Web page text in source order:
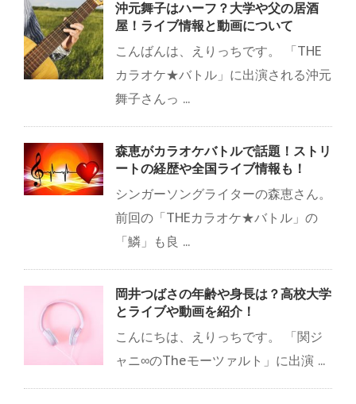
沖元舞子はハーフ？大学や父の居酒
屋！ライブ情報と動画について
こんばんは、えりっちです。 「THE
カラオケ★バトル」に出演される沖元
舞子さんっ ...
森恵がカラオケバトルで話題！ストリ
ートの経歴や全国ライブ情報も！
シンガーソングライターの森恵さん。
前回の「THEカラオケ★バトル」の
「鱗」も良 ...
岡井つばさの年齢や身長は？高校大学
とライブや動画を紹介！
こんにちは、えりっちです。 「関ジ
ャニ∞のTheモーツァルト」に出演 ...